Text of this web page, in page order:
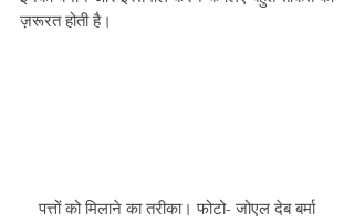
ज़रूरत होती है।
पत्तों को मिलाने का तरीका। फोटो- जोएल देब बर्मा